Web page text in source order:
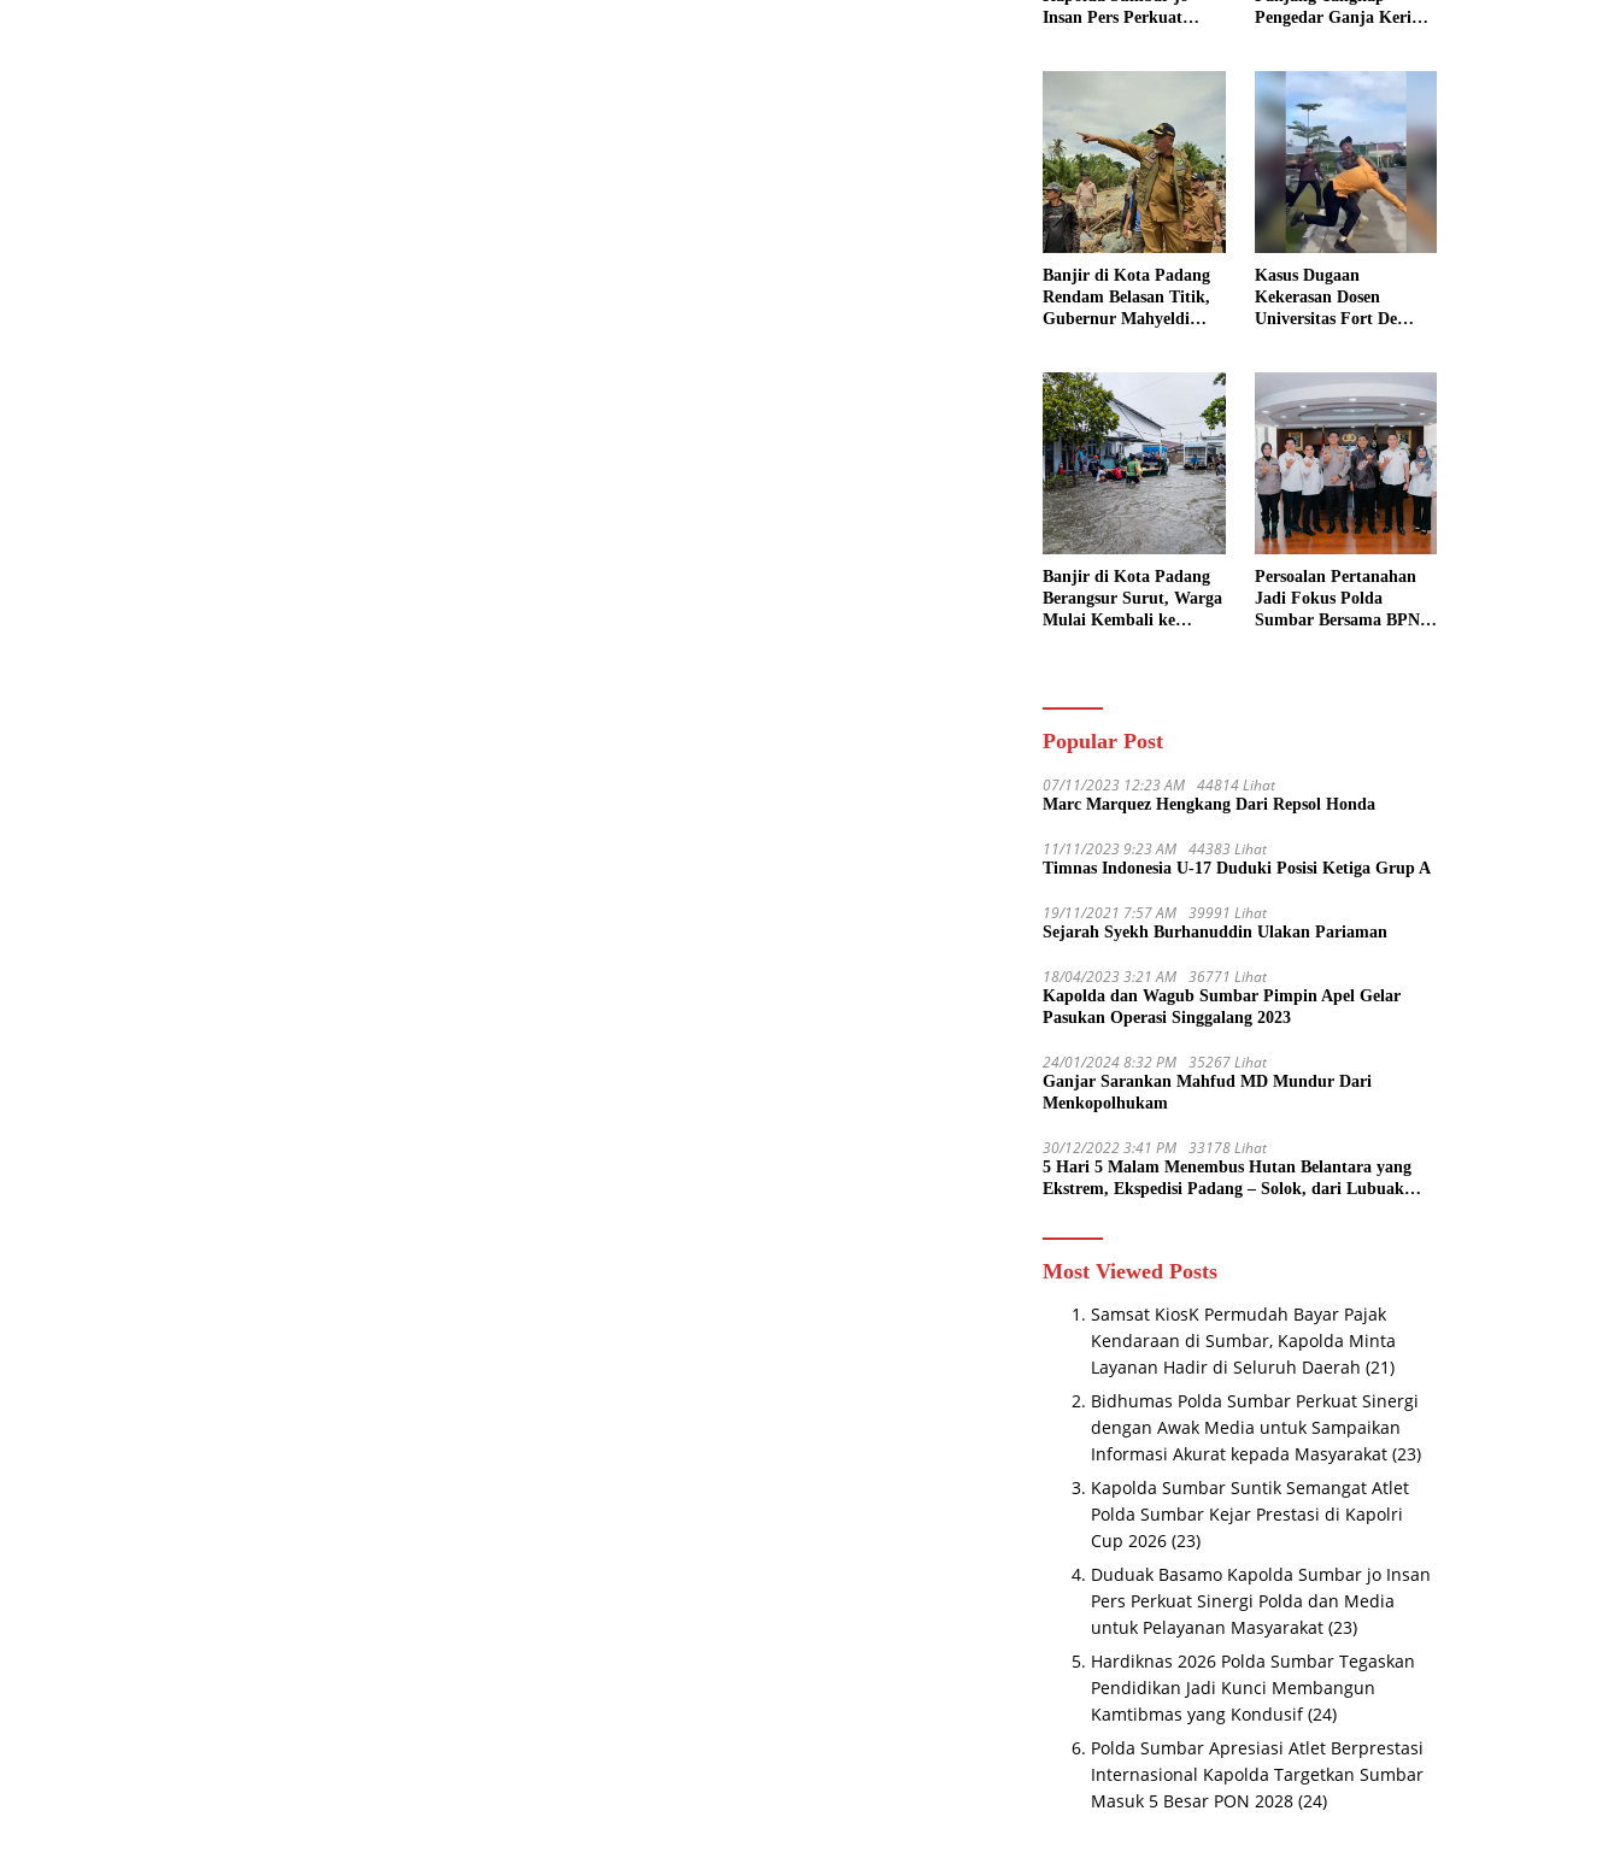
Insan Pers Perkuat
Pengedar Ganja Kering,
Banjir di Kota Padang
Rendam Belasan Titik,
Gubernur Mahyeldi
Kasus Dugaan
Kekerasan Dosen
Universitas Fort De
Hukum Minta AG
Segera Ditangkap
Banjir di Kota Padang
Berangsur Surut, Warga
Mulai Kembali ke
Persoalan Pertanahan
Jadi Fokus Polda
Sumbar Bersama BPN
Popular Post
07/11/2023 12:23 AM 44814 Lihat
Marc Marquez Hengkang Dari Repsol Honda
11/11/2023 9:23 AM 44383 Lihat
Timnas Indonesia U-17 Duduki Posisi Ketiga Grup A
19/11/2021 7:57 AM 39991 Lihat
Sejarah Syekh Burhanuddin Ulakan Pariaman
18/04/2023 3:21 AM 36771 Lihat
Kapolda dan Wagub Sumbar Pimpin Apel Gelar
Pasukan Operasi Singgalang 2023
24/01/2024 8:32 PM 35267 Lihat
Ganjar Sarankan Mahfud MD Mundur Dari
Menkopolhukam
30/12/2022 3:41 PM 33178 Lihat
5 Hari 5 Malam Menembus Hutan Belantara yang
Ekstrem, Ekspedisi Padang – Solok, dari Lubuak
Most Viewed Posts
Samsat KiosK Permudah Bayar Pajak
Kendaraan di Sumbar, Kapolda Minta
Layanan Hadir di Seluruh Daerah (21)
Bidhumas Polda Sumbar Perkuat Sinergi
dengan Awak Media untuk Sampaikan
Informasi Akurat kepada Masyarakat (23)
Kapolda Sumbar Suntik Semangat Atlet
Polda Sumbar Kejar Prestasi di Kapolri
Cup 2026 (23)
Duduak Basamo Kapolda Sumbar jo Insan
Pers Perkuat Sinergi Polda dan Media
untuk Pelayanan Masyarakat (23)
Hardiknas 2026 Polda Sumbar Tegaskan
Pendidikan Jadi Kunci Membangun
Kamtibmas yang Kondusif (24)
Polda Sumbar Apresiasi Atlet Berprestasi
Internasional Kapolda Targetkan Sumbar
Masuk 5 Besar PON 2028 (24)